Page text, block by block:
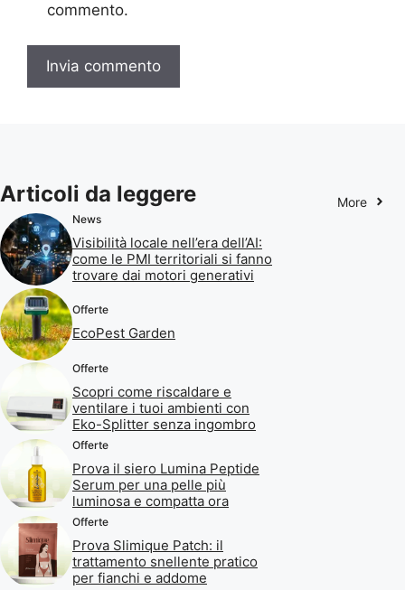
commento.
Articoli da leggere More
News
Visibilità locale nell’era dell’AI:
come le PMI territoriali si fanno
trovare dai motori generativi
Offerte
EcoPest Garden
Offerte
Scopri come riscaldare e
ventilare i tuoi ambienti con
Eko-Splitter senza ingombro
Offerte
Prova il siero Lumina Peptide
Serum per una pelle più
luminosa e compatta ora
Offerte
Prova Slimique Patch: il
trattamento snellente pratico
per fianchi e addome